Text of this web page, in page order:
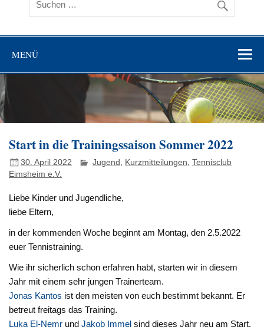
MENÜ
Start in die Trainingssaison Sommer 2022
30. April 2022 Jugend Kurzmitteilungen ,Tennisclub
Eimsheim e.V.
Liebe Kinder und Jugendliche,
liebe Eltern,
in der kommenden Woche beginnt am Montag, den 2.5.2022
euer Tennistraining.
Wie ihr sicherlich schon erfahren habt, starten wir in diesem
Jahr mit einem sehr jungen Trainerteam.
Jonas Kantos ist den meisten von euch bestimmt bekannt. Er
betreut freitags das Training.
Luka El-Nemr undJakob Immel sind dieses Jahr neu am Start.